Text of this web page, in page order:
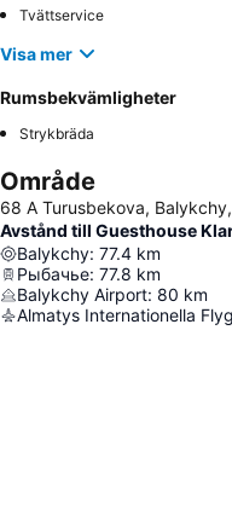
Tvättservice
Visa mer
Rumsbekvämligheter
Strykbräda
Område
68 A Turusbekova,
Avstånd till Guesthouse
Balykchy: 77.4 km
Рыбачье: 77.8 km
Balykchy Airport: 80 km
Almatys Internationella